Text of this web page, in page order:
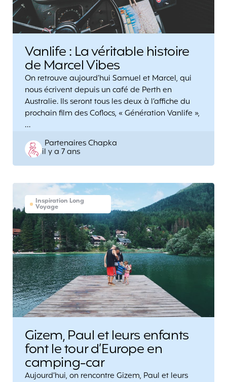
Vanlife : La véritable histoire
de Marcel Vibes
On retrouve aujourd’hui Samuel et Marcel, qui
nous écrivent depuis un café de Perth en
Australie. Ils seront tous les deux à l’affiche du
prochain film des Coflocs, « Génération Vanlife »,
…
Posted
by
Partenaires Chapka
il y a 7 ans
Inspiration Long
Voyage
Gizem, Paul et leurs enfants
font le tour d’Europe en
camping-car
Aujourd’hui, on rencontre Gizem, Paul et leurs